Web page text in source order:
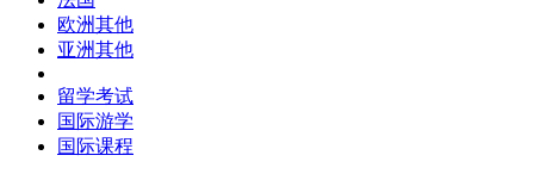
欧洲其他
亚洲其他
留学考试
国际游学
国际课程